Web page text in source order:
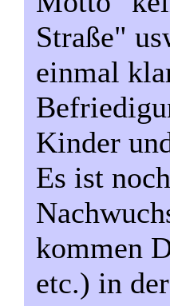
Straße"
einmal
Kinder
Es ist
kommen
etc.) in